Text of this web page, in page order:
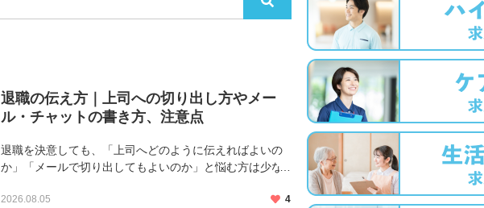
退職の伝え方｜上司への切り出し方やメー
ル・チャットの書き方、注意点
退職を決意しても、「上司へどのように伝えればよいの
か」「メールで切り出してもよいのか」と悩む方は少な
係や業務の引き継ぎに影響する可能性があります。 退職
2026.08.05 4